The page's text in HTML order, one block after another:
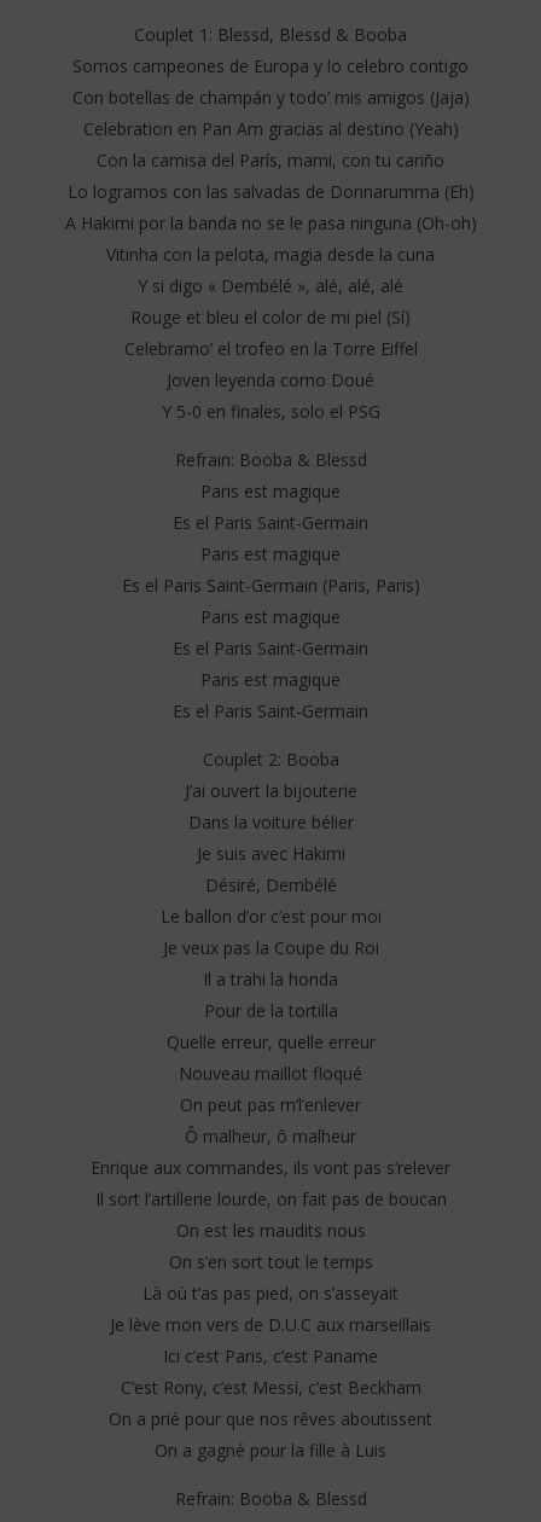
Couplet 1: Blessd, Blessd & Booba
Somos campeones de Europa y lo celebro contigo
Con botellas de champán y todo’ mis amigos (Jaja)
Celebration en Pan Am gracias al destino (Yeah)
Con la camisa del París, mami, con tu cariño
Lo logramos con las salvadas de Donnarumma (Eh)
A Hakimi por la banda no se le pasa ninguna (Oh-oh)
Vitinha con la pelota, magia desde la cuna
Y si digo « Dembélé », alé, alé, alé
Rouge et bleu el color de mi piеl (Sí)
Celebramo’ el trofеo en la Torre Eiffel
Joven leyenda como Doué
Y 5-0 en finales, solo el PSG
Refrain: Booba & Blessd
Paris est magique
Es el Paris Saint-Germain
Paris est magique
Es el Paris Saint-Germain (Paris, Paris)
Paris est magique
Es el Paris Saint-Germain
Paris est magique
Es el Paris Saint-Germain
Couplet 2: Booba
J’ai ouvert la bijouterie
Dans la voiture bélier
Je suis avec Hakimi
Désiré, Dembélé
Le ballon d’or c’est pour moi
Je veux pas la Coupe du Roi
Il a trahi la honda
Pour de la tortilla
Quelle erreur, quelle erreur
Nouveau maillot floqué
On peut pas m’l’enlever
Ô malheur, ô malheur
Enrique aux commandes, ils vont pas s’relever
Il sort l’artillerie lourde, on fait pas de boucan
On est les maudits nous
On s’en sort tout le temps
Là où t’as pas pied, on s’asseyait
Je lève mon vers de D.U.C aux marseillais
Ici c’est Paris, c’est Paname
C’est Rony, c’est Messi, c’est Beckham
On a prié pour que nos rêves aboutissent
On a gagné pour la fille à Luis
Refrain: Booba & Blessd